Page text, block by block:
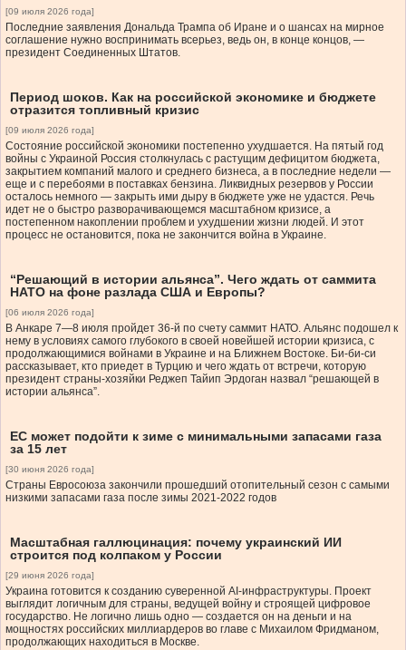
[09 июля 2026 года]
Последние заявления Дональда Трампа об Иране и о шансах на мирное
соглашение нужно воспринимать всерьез, ведь он, в конце концов, —
президент Соединенных Штатов.
Период шоков. Как на российской экономике и бюджете
отразится топливный кризис
[09 июля 2026 года]
Состояние российской экономики постепенно ухудшается. На пятый год
войны с Украиной Россия столкнулась с растущим дефицитом бюджета,
закрытием компаний малого и среднего бизнеса, а в последние недели —
еще и с перебоями в поставках бензина. Ликвидных резервов у России
осталось немного — закрыть ими дыру в бюджете уже не удастся. Речь
идет не о быстро разворачивающемся масштабном кризисе, а
постепенном накоплении проблем и ухудшении жизни людей. И этот
процесс не остановится, пока не закончится война в Украине.
“Решающий в истории альянса”. Чего ждать от саммита
НАТО на фоне разлада США и Европы?
[06 июля 2026 года]
В Анкаре 7—8 июля пройдет 36-й по счету саммит НАТО. Альянс подошел к
нему в условиях самого глубокого в своей новейшей истории кризиса, с
продолжающимися войнами в Украине и на Ближнем Востоке. Би-би-си
рассказывает, кто приедет в Турцию и чего ждать от встречи, которую
президент страны-хозяйки Реджеп Тайип Эрдоган назвал “решающей в
истории альянса”.
ЕС может подойти к зиме с минимальными запасами газа
за 15 лет
[30 июня 2026 года]
Страны Евросоюза закончили прошедший отопительный сезон с самыми
низкими запасами газа после зимы 2021-2022 годов
Масштабная галлюцинация: почему украинский ИИ
строится под колпаком у России
[29 июня 2026 года]
Украина готовится к созданию суверенной AI-инфраструктуры. Проект
выглядит логичным для страны, ведущей войну и строящей цифровое
государство. Не логично лишь одно — создается он на деньги и на
мощностях российских миллиардеров во главе с Михаилом Фридманом,
продолжающих находиться в Москве.